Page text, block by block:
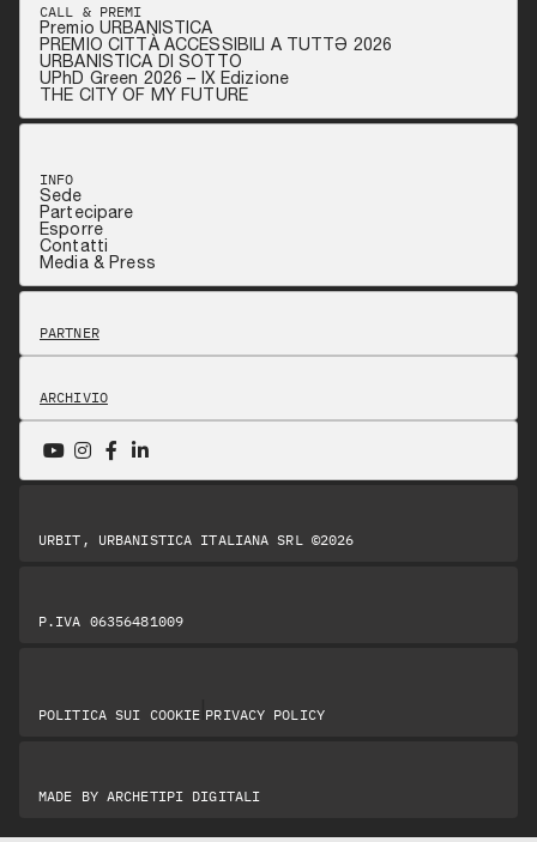
CALL & PREMI
Premio URBANISTICA
PREMIO CITTÀ ACCESSIBILI A TUTTƏ 2026
URBANISTICA DI SOTTO
UPhD Green 2026 – IX Edizione
THE CITY OF MY FUTURE
INFO
Sede
Partecipare
Esporre
Contatti
Media & Press
PARTNER
ARCHIVIO
URBIT, URBANISTICA ITALIANA SRL ©2026
P.IVA 06356481009
POLITICA SUI COOKIE PRIVACY POLICY
MADE BY ARCHETIPI DIGITALI